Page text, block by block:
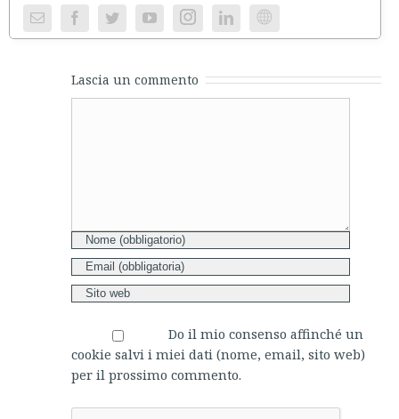
Instagram Website
Lascia un commento
Do il mio consenso affinché un
cookie salvi i miei dati (nome, email, sito web)
per il prossimo commento.